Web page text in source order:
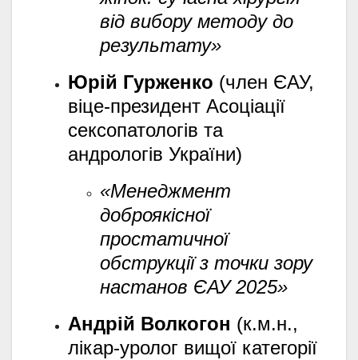
від вибору методу до
результату»
Юрій Гурженко (член ЄАУ,
віце-президент Асоціації
сексопатологів та
андрологів України)
«Менеджмент
доброякісної
простатичної
обструкції з точки зору
настанов ЄАУ 2025»
Андрій Волкогон (к.м.н.,
лікар-уролог вищої категорії